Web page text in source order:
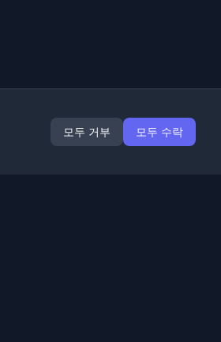
모두 거부 모두 수락